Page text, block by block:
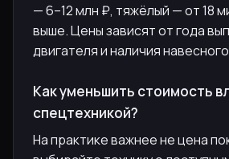
— 6–12 млн ₽, тяжёлый — от 18
выше. Цены зависят от года
двигателя и наличия
Как уменьшить стоимость
спецтехникой?
На практике важнее не цена